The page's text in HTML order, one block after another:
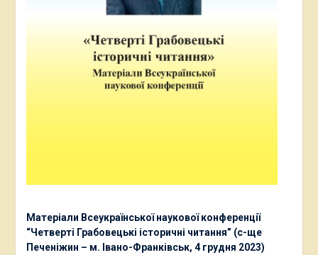
Матеріали Всеукраїнської наукової конференції
“Четверті Грабовецькі історичні читання” (с-ще
Печеніжин – м. Івано-Франківськ, 4 грудня 2023)